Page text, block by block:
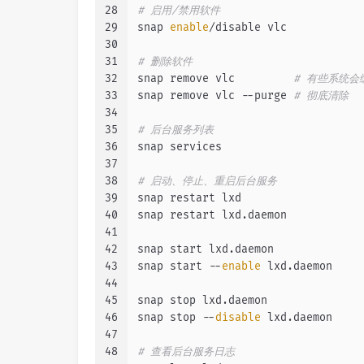
28
29
30
31
32
33
34
35
36
37
38
39
40
41
42
43
44
45
46
47
48
# 启用/禁用软件
snap enable/disable vlc
# 删除软件
snap remove vlc # 有些系统会
snap remove vlc --purge # 彻底清除
# 后台服务列表
snap services
# 启动、停止、重启后台服务
snap restart lxd
snap restart lxd.daemon
snap start lxd.daemon
snap start --enable lxd.daemon
snap stop lxd.daemon
snap stop --disable lxd.daemon
# 查看后台服务日志